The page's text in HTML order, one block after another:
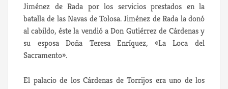
Jiménez de Rada por los servicios prestados en la
batalla de las Navas de Tolosa. Jiménez de Rada la donó
al cabildo, éste la vendió a Don Gutiérrez de Cárdenas y
su esposa Doña Teresa Enríquez, «La Loca del
Sacramento».
El palacio de los Cárdenas de Torrijos era uno de los